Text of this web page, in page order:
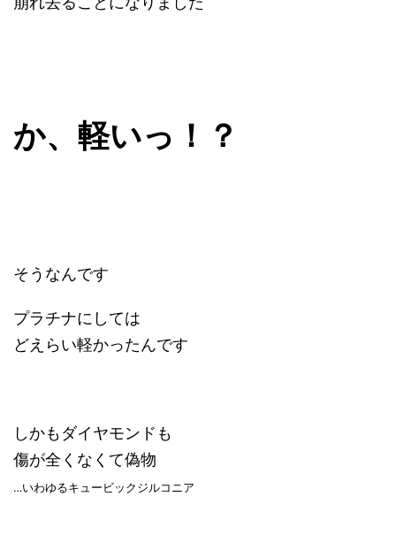
か、軽いっ！？
そうなんです
プラチナにしては
どえらい軽かったんです
しかもダイヤモンドも
傷が全くなくて偽物
…いわゆるキュービックジルコニア